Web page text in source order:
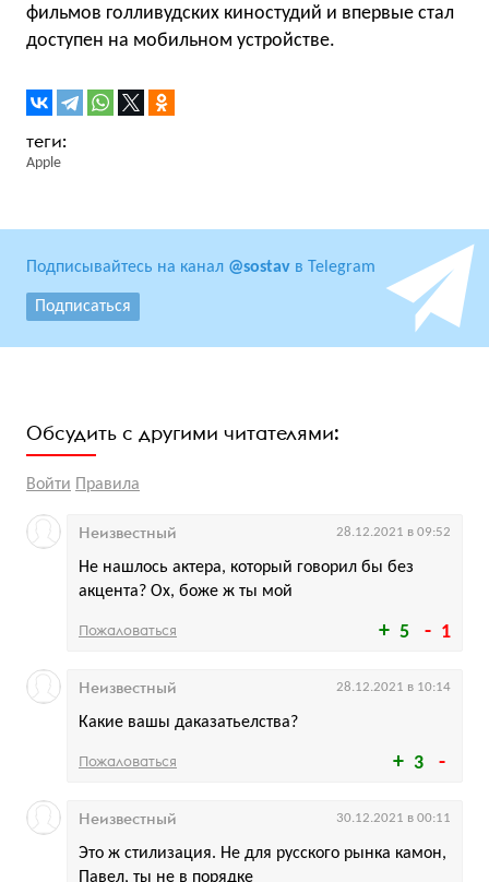
фильмов голливудских киностудий и впервые стал
доступен на мобильном устройстве.
Apple
Подписывайтесь на канал @sostav в Telegram
Подписаться
Обсудить с другими читателями:
Войти Правила
5 1
Не нашлось актера, который говорил бы без
акцента? Ох, боже ж ты мой
Неизвестный 28.12.2021 в 09:52
Пожаловаться
3
Какие вашы даказатьелства?
Неизвестный 28.12.2021 в 10:14
Пожаловаться
Это ж стилизация. Не для русского рынка камон,
Павел, ты не в порядке
Неизвестный 30.12.2021 в 00:11